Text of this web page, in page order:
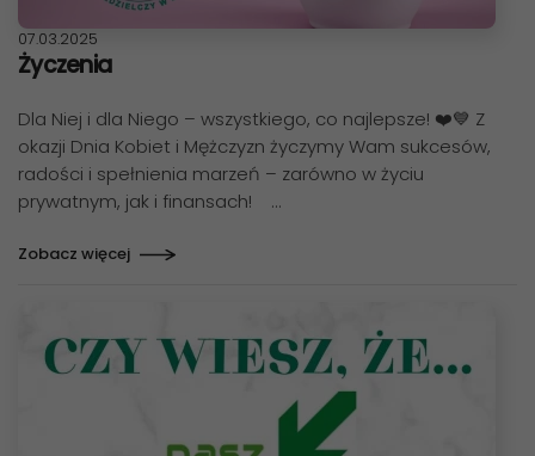
Data publikacji:
07.03.2025
Życzenia
Dla Niej i dla Niego – wszystkiego, co najlepsze! ❤️💙 Z
okazji Dnia Kobiet i Mężczyzn życzymy Wam sukcesów,
radości i spełnienia marzeń – zarówno w życiu
prywatnym, jak i finansach! …
Zobacz więcej